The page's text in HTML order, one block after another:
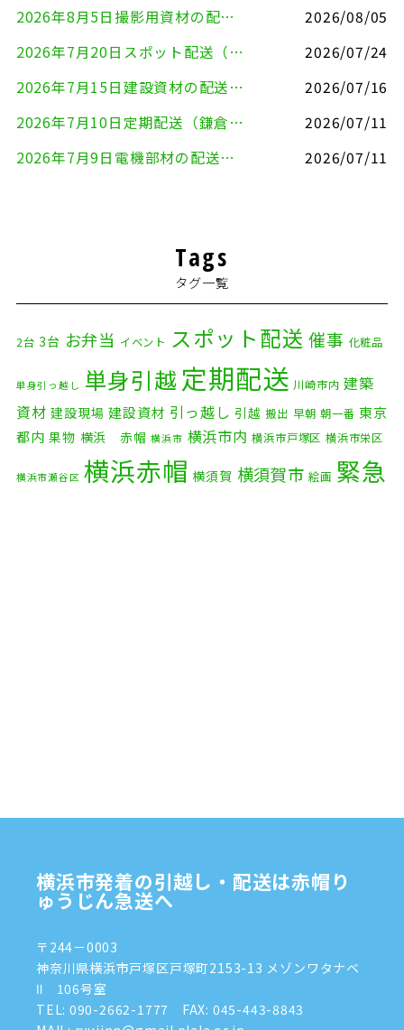
2026年8月5日撮影用資材の配送（鎌倉市⇒港区）
2026/08/05
2026年7月20日スポット配送（横浜市金沢区⇒愛知県豊川市）
2026/07/24
2026年7月15日建設資材の配送（横浜市金沢区⇒横須賀市）
2026/07/16
2026年7月10日定期配送（鎌倉市⇔大田区）
2026/07/11
2026年7月9日電機部材の配送（横浜市戸塚区⇒品川区）
2026/07/11
Tags
タグ一覧
2台 3台 お弁当 イベント スポット配送 催事 化粧品
単身引っ越し 単身引越 定期配送 川崎市内 建築
資材 建設現場 建設資材 引っ越し 引越 搬出 早朝 朝一番 東京
都内 果物 横浜 赤帽 横浜市 横浜市内 横浜市戸塚区 横浜市栄区
横浜市瀬谷区 横浜赤帽 横須賀 横須賀市 絵画 緊急
横浜市発着の引越し・配送は赤帽り
ゅうじん急送へ
〒244－0003
神奈川県横浜市戸塚区戸塚町2153-13 メゾンワタナベ
Ⅱ 106号室
TEL: 090-2662-1777
FAX: 045-443-8843